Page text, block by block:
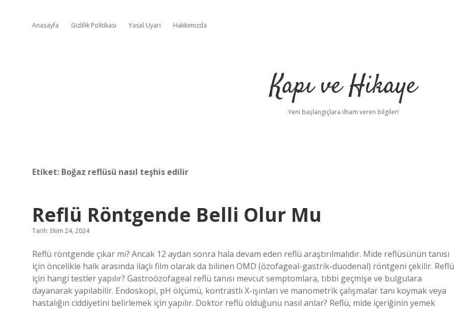
Anasayfa Gizlilik Politikası Yasal Uyarı Hakkımızda
Kapı ve Hikaye
Yeni başlangıçlara ilham veren bilgiler!
Etiket: Boğaz reflüsü nasıl teşhis edilir
Reflü Röntgende Belli Olur Mu
Tarih: Ekim 24, 2024
Reflü röntgende çıkar mı? Ancak 12 aydan sonra hala devam eden reflü araştırılmalıdır. Mide reflüsünün tanısı
için öncelikle halk arasında ilaçlı film olarak da bilinen OMD (özofageal-gastrik-duodenal) röntgeni çekilir. Reflü
için hangi testler yapılır? Gastroözofageal reflü tanısı mevcut semptomlara, tıbbi geçmişe ve bulgulara
dayanarak yapılabilir. Endoskopi, pH ölçümü, kontrastlı X-ışınları ve manometrik çalışmalar tanı koymak veya
hastalığın ciddiyetini belirlemek için yapılır. Doktor reflü olduğunu nasıl anlar? Reflü, mide içeriğinin yemek